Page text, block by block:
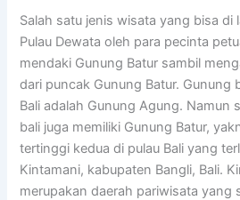
Salah satu jenis wisata yang bisa di
Pulau Dewata oleh para pecinta
mendaki Gunung Batur sambil
dari puncak Gunung Batur. Gunung
Bali adalah Gunung Agung. Namun
bali juga memiliki Gunung Batur,
tertinggi kedua di pulau Bali yang
Kintamani, kabupaten Bangli, Bali.
merupakan daerah pariwisata yang